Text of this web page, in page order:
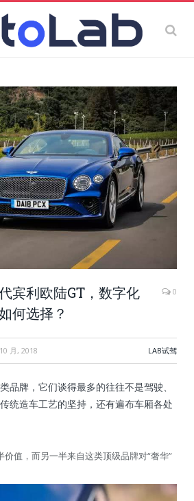
宾利欧陆GT，数字化
何选择？
0
月, 2018 LAB试驾
品牌，它们谈得最多的往往不是驾驶、
统造车工艺的坚持，还有遍布车厢各处
值，而另一半来自这类顶级品牌对“奢华”